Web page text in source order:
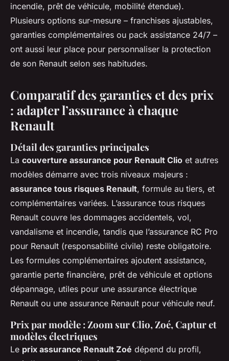
incendie, prêt de véhicule, mobilité étendue).
Plusieurs options sur-mesure – franchises ajustables,
garanties complémentaires ou pack assistance 24/7 –
ont aussi leur place pour personnaliser la protection
de son Renault selon ses habitudes.
Comparatif des garanties et des prix
: adapter l’assurance à chaque
Renault
Détail des garanties principales
La couverture assurance pour Renault Clio et autres
modèles démarre avec trois niveaux majeurs :
assurance tous risques Renault, formule au tiers, et
complémentaires variées. L’assurance tous risques
Renault couvre les dommages accidentels, vol,
vandalisme et incendie, tandis que l’assurance RC Pro
pour Renault (responsabilité civile) reste obligatoire.
Les formules complémentaires ajoutent assistance,
garantie perte financière, prêt de véhicule et options
dépannage, utiles pour une assurance électrique
Renault ou une assurance Renault pour véhicule neuf.
Prix par modèle : Zoom sur Clio, Zoé, Captur et
modèles électriques
Le prix assurance Renault Zoé dépend du profil,